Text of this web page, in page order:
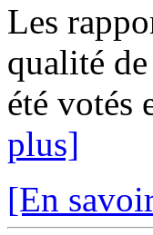
Les
qualité
été votés
plus]
[En